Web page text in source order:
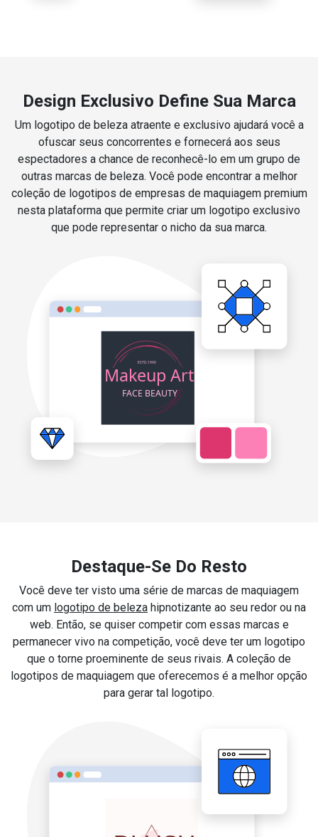
Design Exclusivo Define Sua Marca
Um logotipo de beleza atraente e exclusivo ajudará você a
ofuscar seus concorrentes e fornecerá aos seus
espectadores a chance de reconhecê-lo em um grupo de
outras marcas de beleza. Você pode encontrar a melhor
coleção de logotipos de empresas de maquiagem premium
nesta plataforma que permite criar um logotipo exclusivo
que pode representar o nicho da sua marca.
Destaque-Se Do Resto
Você deve ter visto uma série de marcas de maquiagem
com um logotipo de beleza hipnotizante ao seu redor ou na
web. Então, se quiser competir com essas marcas e
permanecer vivo na competição, você deve ter um logotipo
que o torne proeminente de seus rivais. A coleção de
logotipos de maquiagem que oferecemos é a melhor opção
para gerar tal logotipo.